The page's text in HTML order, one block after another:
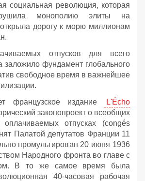
социальная революция, которая
монополию элиты на
дорогу к морю миллионам
отпусков для всего
заложило фундамент глобального
свободное время в важнейшее
французское издание
L'Écho
законопроект о всеобщих
оплачиваемых отпусках (congés
Палатой депутатов Франции 11
промульгирован 20 июня 1936
Народного фронта во главе с
В то же самое время была
40-часовая рабочая